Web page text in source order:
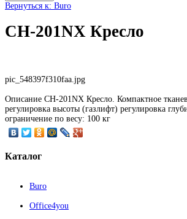
Вернуться к: Buro
CH-201NX Кресло
pic_548397f310faa.jpg
Описание CH-201NX Кресло. Компактное
регулировка высоты (газлифт) регулировка
ограничение по весу: 100 кг
Каталог
Buro
Office4you